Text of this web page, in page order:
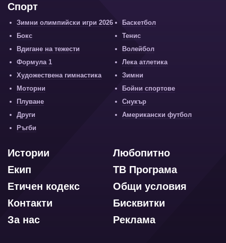
Спорт
Зимни олимпийски игри 2026
Баскетбол
Бокс
Тенис
Вдигане на тежести
Волейбол
Формула 1
Лека атлетика
Художествена гимнастика
Зимни
Моторни
Бойни спортове
Плуване
Снукър
Други
Американски футбол
Ръгби
Любопитно
Истории
ТВ Програма
Екип
Общи условия
Етичен кодекс
Бисквитки
Контакти
Реклама
За нас